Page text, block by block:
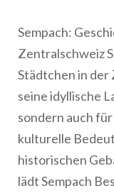
Sempach:
Zentralschweiz
Städtchen in
seine idyllische
sondern auch
kulturelle
historischen
lädt Sempach